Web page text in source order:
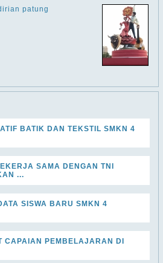
patung
BATIK DAN TEKSTIL SMKN 4
SAMA DENGAN TNI
...
SISWA BARU SMKN 4
CAPAIAN PEMBELAJARAN DI